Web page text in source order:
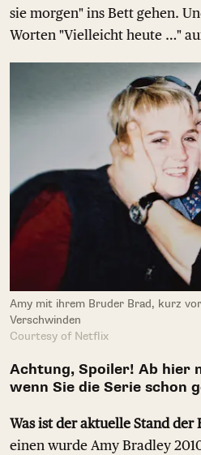
sie morgen" ins Bett gehen.
Worten "Vielleicht heute …"
Amy mit ihrem Bruder Brad, kurz
Verschwinden
Courtesy of Netflix
Achtung, Spoiler! Ab hier
wenn Sie die Serie schon
Was ist der aktuelle Stand der
einen wurde Amy Bradley